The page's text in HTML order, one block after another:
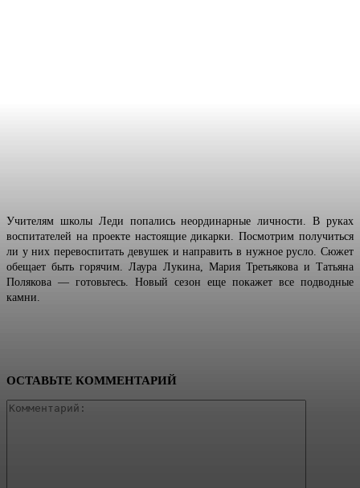
Учителям школы Леди попались неординарные личности. В руках
воспитателей на проекте настоящие дикарки. Посмотрим получиться
ли у них перевоспитать девушек и направить в нужное русло. Сюжет
обещает быть горячим. Лаура Лукина, Мария Третьякова и Татьяна
Полякова — готовьтесь. Новый сезон еще покажет все подводные
камни.
ОСТАВЬТЕ КОММЕНТАРИЙ